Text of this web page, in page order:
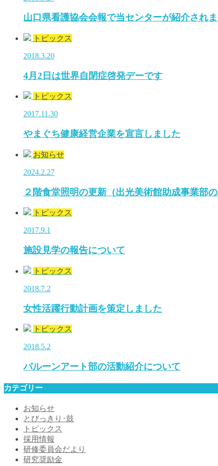
山口県看護協会会報で当センターが紹介され
トピックス
2018.3.20
4月2日は世界自閉症啓発デーです
トピックス
2017.11.30
やまぐち健康経営企業を宣言しました
お知らせ
2024.2.27
２階食堂照明の更新（出光美術館助成事業部
トピックス
2017.9.1
施設見学の報告について
トピックス
2018.7.2
女性活躍行動計画を策定しました
トピックス
2018.5.2
バルーンアート部の活動紹介について
カテゴリー
お知らせ
とびっきり･鼓
トピックス
採用情報
研修委員会だより
研究奨励金